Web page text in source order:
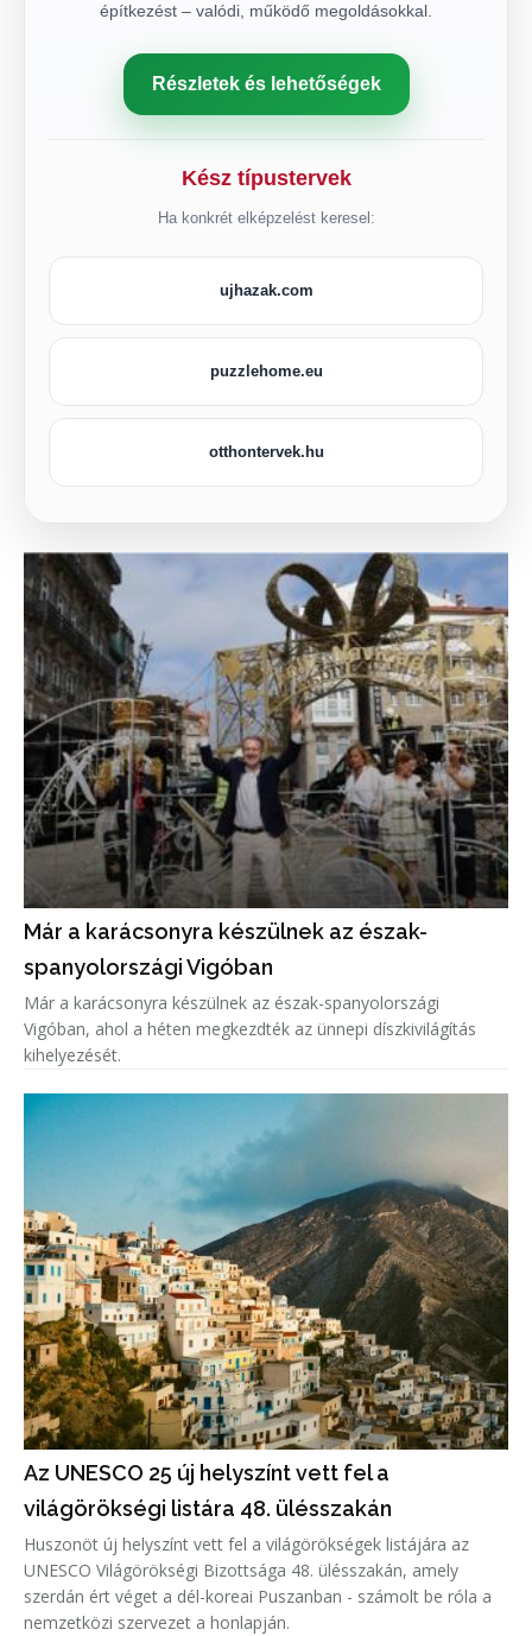
építkezést – valódi, működő megoldásokkal.
Részletek és lehetőségek
Kész típustervek
Ha konkrét elképzelést keresel:
ujhazak.com
puzzlehome.eu
otthontervek.hu
Már a karácsonyra készülnek az észak-
spanyolországi Vigóban
Már a karácsonyra készülnek az észak-spanyolországi
Vigóban, ahol a héten megkezdték az ünnepi díszkivilágítás
kihelyezését.
Az UNESCO 25 új helyszínt vett fel a
világörökségi listára 48. ülésszakán
Huszonöt új helyszínt vett fel a világörökségek listájára az
UNESCO Világörökségi Bizottsága 48. ülésszakán, amely
szerdán ért véget a dél-koreai Puszanban - számolt be róla a
nemzetközi szervezet a honlapján.